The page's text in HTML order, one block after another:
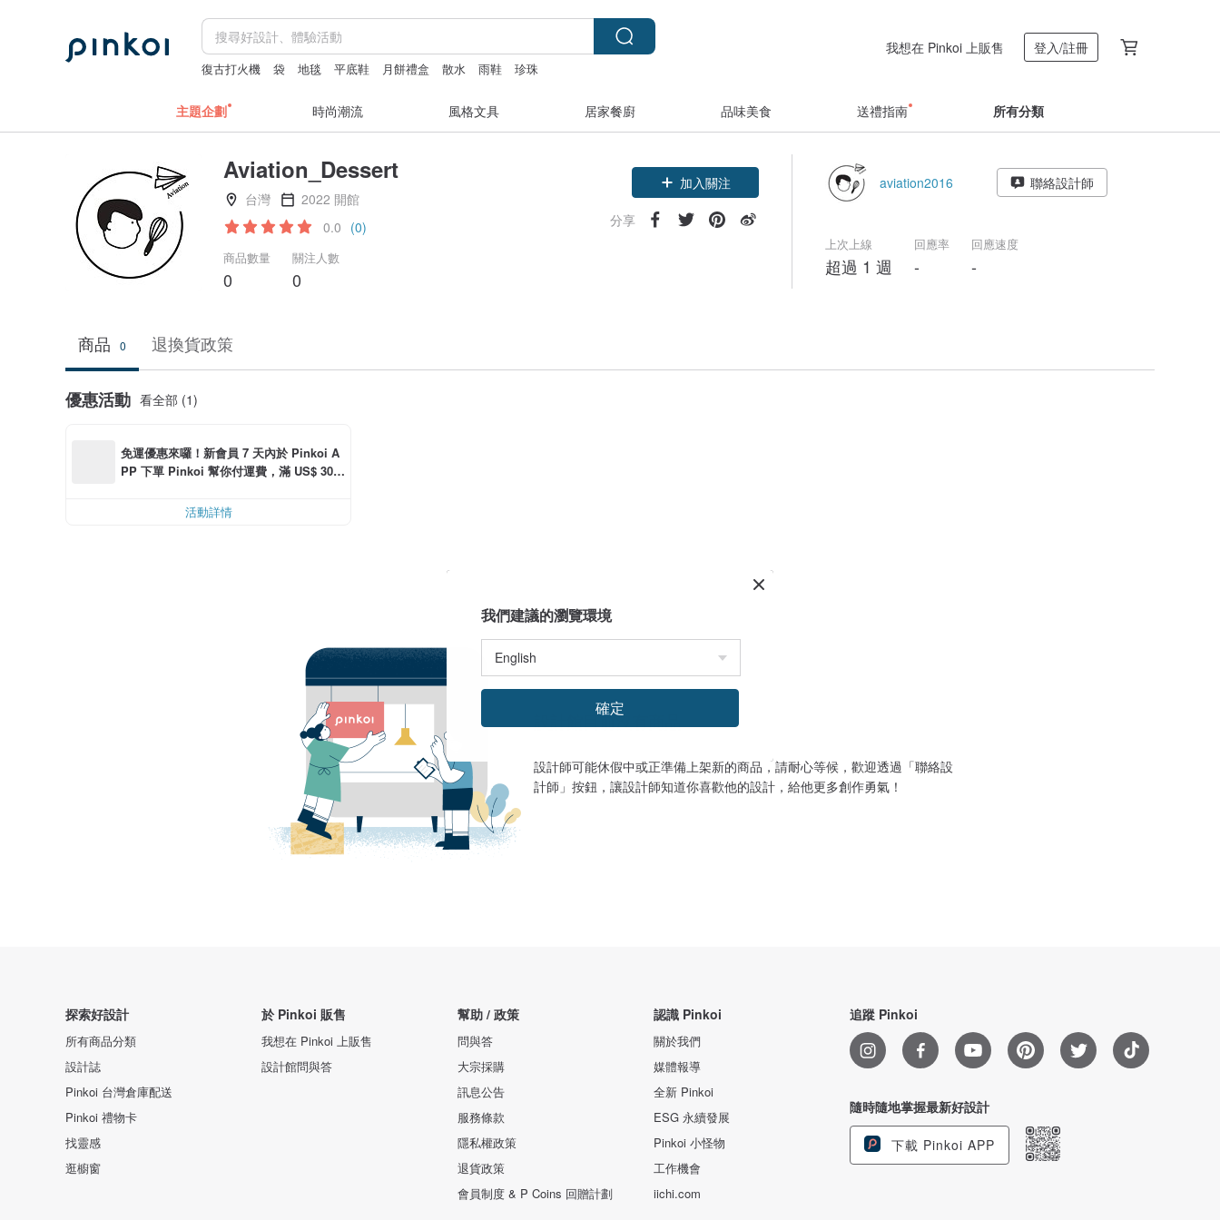
復古打火機 袋 地毯 平底鞋 月餅禮盒 散水 雨鞋 珍珠
我想在 Pinkoi 上販售 登入/註冊
主題企劃 時尚潮流 風格文具 居家餐廚 品味美食 送禮指南 所有分類
Aviation_Dessert
台灣
2022 開館
0.0 (0)
商品數量
0
關注人數
0
加入關注
分享
aviation2016 聯絡設計師
上次上線
超過 1 週
回應率
-
回應速度
-
商品 0 退換貨政策
優惠活動 看全部 (1)
免運優惠來囉！新會員 7 天內於 Pinkoi A
PP 下單 Pinkoi 幫你付運費，滿 US$ 30.0
活動詳情
設計館目前沒有商品
設計師可能休假中或正準備上架新的商品，請耐心等候，歡迎透過「聯絡設
計師」按鈕，讓設計師知道你喜歡他的設計，給他更多創作勇氣！
探索好設計
所有商品分類
設計誌
Pinkoi 台灣倉庫配送
Pinkoi 禮物卡
找靈感
逛櫥窗
於 Pinkoi 販售
我想在 Pinkoi 上販售
設計館問與答
幫助 / 政策
問與答
大宗採購
訊息公告
服務條款
隱私權政策
退貨政策
會員制度 & P Coins 回贈計劃
認識 Pinkoi
關於我們
媒體報導
全新 Pinkoi
ESG 永續發展
Pinkoi 小怪物
工作機會
iichi.com
追蹤 Pinkoi
隨時隨地掌握最新好設計
下載 Pinkoi APP
我們建議的瀏覽環境
確定